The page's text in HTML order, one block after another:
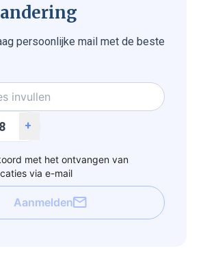
persoonlijke mail met de beste
+
met het ontvangen van
via e-mail
Aanmelden